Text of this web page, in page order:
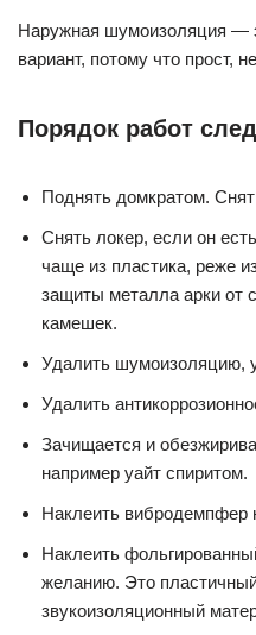
Наружная шумоизоляция —
вариант, потому что прост,
Порядок работ
Поднять домкратом.
Снять локер, если он
чаще из пластика, реже
защиты металла арки от
камешек.
Удалить шумоизоляцию,
Удалить
Зачищается и
например уайт спиритом.
Наклеить вибродемпфер
Наклеить
желанию. Это
звукоизоляционный